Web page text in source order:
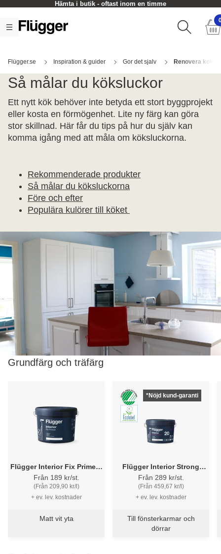
Hämta i butik - oftast inom en timme
Flügger.se Inspiration & guider Gor det sjalv Renovera koket
Så målar du köksluckor
Ett nytt kök behöver inte betyda ett stort byggprojekt
eller kosta en förmögenhet. Lite ny färg kan göra
stor skillnad. Här får du tips på hur du själv kan
komma igång med att måla om köksluckorna.
Rekommenderade produkter
Så målar du köksluckorna
Före och efter
Populära kulörer till köket
Grundfärg och träfärg
Flügger Interior Fix Primer -
Häftgrund
Från 189 kr/st.
(Från 209,90 kr/l)
+ ev. lev. kostnader
Matt vit yta
*Nöjd kund-garanti
Flügger Interior Strong
Finish 20 - PU träfärg
Från 289 kr/st.
(Från 459,67 kr/l)
+ ev. lev. kostnader
Till fönsterkarmar och
dörrar